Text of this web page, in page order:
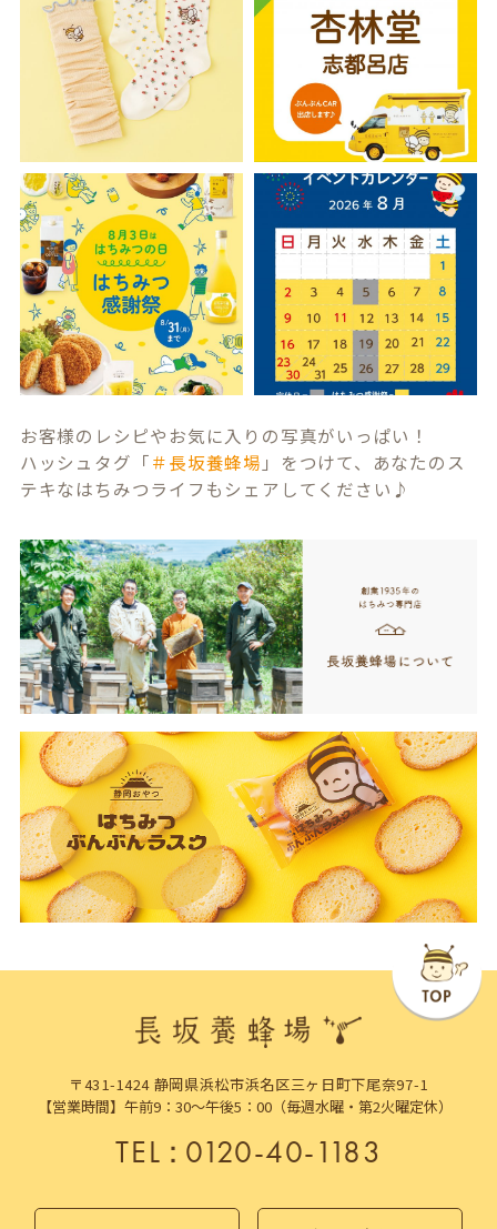
お客様のレシピやお気に入りの写真がいっぱい！
ハッシュタグ「＃長坂養蜂場 」をつけて、あなたのス
テキなはちみつライフもシェアしてください♪
〒431-1424 静岡県浜松市浜名区三ヶ日町下尾奈97-1
【営業時間】午前9：30～午後5：00（毎週水曜・第2火曜定休）
TEL：0120-40-1183